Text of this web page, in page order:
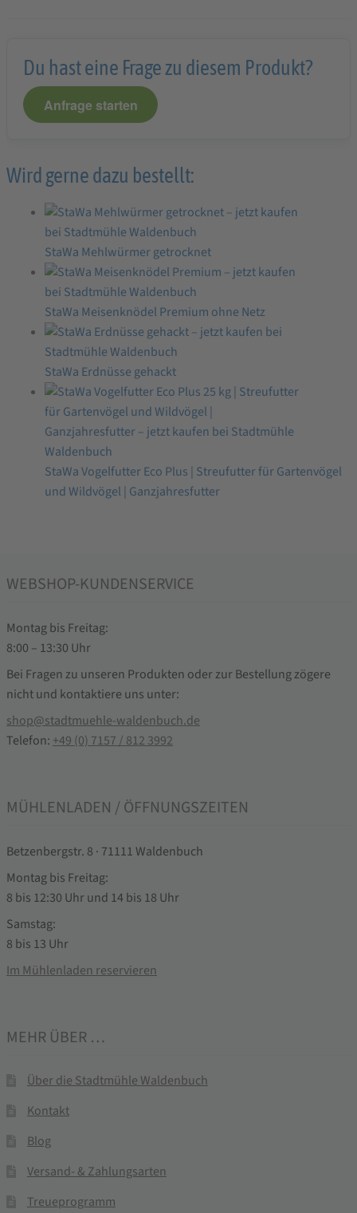
Du hast eine Frage zu diesem Produkt?
Anfrage starten
Wird gerne dazu bestellt:
StaWa Mehlwürmer getrocknet
StaWa Meisenknödel Premium ohne Netz
StaWa Erdnüsse gehackt
StaWa Vogelfutter Eco Plus | Streufutter für Gartenvögel
und Wildvögel | Ganzjahresfutter
WEBSHOP-KUNDENSERVICE
Montag bis Freitag:
8:00 – 13:30 Uhr
Bei Fragen zu unseren Produkten oder zur Bestellung zögere
nicht und kontaktiere uns unter:
shop@stadtmuehle-waldenbuch.de
Telefon: +49 (0) 7157 / 812 3992
MÜHLENLADEN / ÖFFNUNGSZEITEN
Betzenbergstr. 8 · 71111 Waldenbuch
Montag bis Freitag:
8 bis 12:30 Uhr und 14 bis 18 Uhr
Samstag:
8 bis 13 Uhr
Im Mühlenladen reservieren
MEHR ÜBER …
Über die Stadtmühle Waldenbuch
Kontakt
Blog
Versand- & Zahlungsarten
Treueprogramm